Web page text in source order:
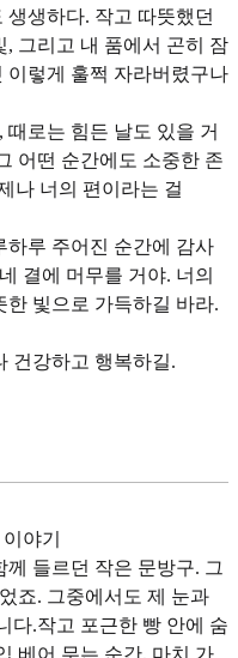
생하다. 작고 따뜻했던
, 그리고 내 품에서 곤히 잠
이렇게 훌쩍 자라버렸구나
로는 힘든 날도 있을 거
어떤 순간에도 소중한 존
나 너의 편이라는 걸
하루 주어진 순간에 감사
결에 머무를 거야. 너의
한 빛으로 가득하길 바라.
건강하고 행복하길.
야기
들르던 작은 문방구. 그
죠. 그중에서도 제 눈과
다.작고 포근한 빵 안에 숨
베어 무는 순간, 마치 가